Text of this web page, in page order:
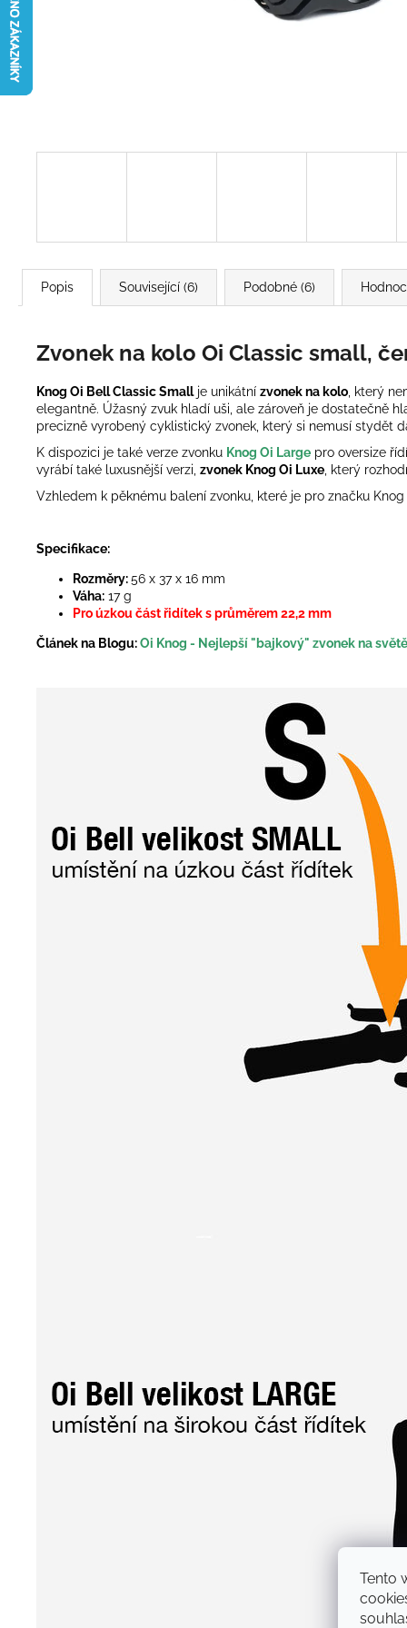
Tento
Popis Související (6) Podobné (6)
Zvonek na kolo Oi Classic small,
Knog Oi Bell Classic Smallje unikátní zvonek na kolo , který
elegantně. Úžasný zvuk hladí uši, ale zároveň je dostatečně
precizně vyrobený cyklistický zvonek, který si nemusí stydět
K dispozici je také verze zvonku Knog Oi Large pro oversize
vyrábí také luxusnější verzi, zvonek Knog Oi Luxe , který
Vzhledem k pěknému balení zvonku, které je pro značku
Specifikace:
Rozměry:56 x 37 x 16 mm
Váha: 17 g
Pro úzkou část řidíteks průměrem 22,2 mm
Článek na Blogu:Oi Knog - Nejlepší "bajkový" zvonek na světě